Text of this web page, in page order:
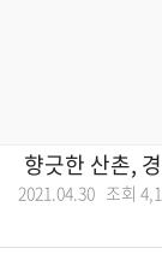
향긋한 산촌,
2021.04.30 조회